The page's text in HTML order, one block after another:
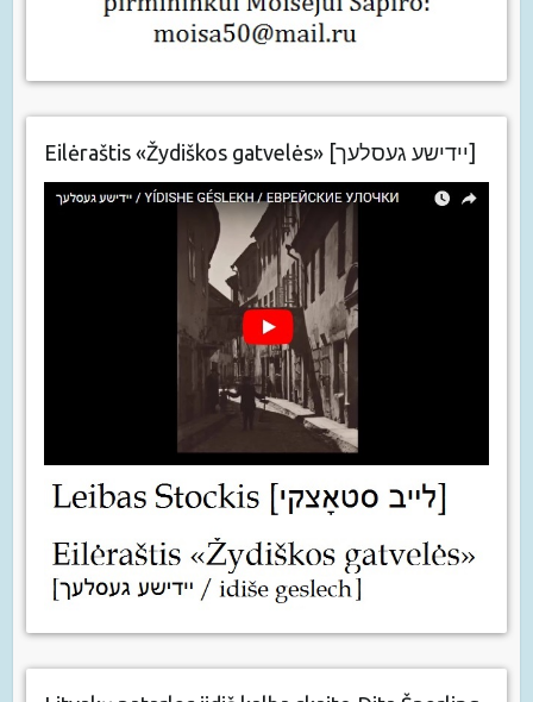
Eilėraštis «Žydiškos gatvelės» [יידישע געסלעך]